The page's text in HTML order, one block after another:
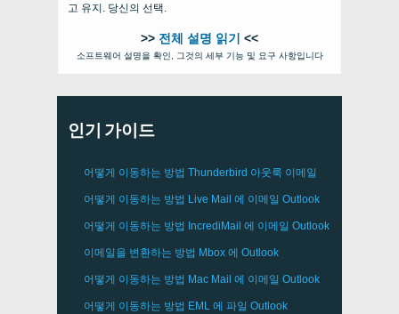
고 유지. 당신의 선택.
>> 전체 설명 읽기 <<
소프트웨어 설명을 확인, 그것의 세부 기능 및 요구 사항입니다
인기 가이드
어떻게 이동하는 방법 Thunderbird 아웃룩 이메일
어떻게 이동하는 방법 Live Mail 에 이메일 Outlook
어떻게 이동하는 방법 IncrediMail 에 이메일 Outlook
이메일을 변환하는 방법 Mbox 에 Outlook
어떻게 이동하는 방법 Mac Mail 에 이메일 Outlook
어떻게 이동하는 방법 EML 에 파일 Outlook